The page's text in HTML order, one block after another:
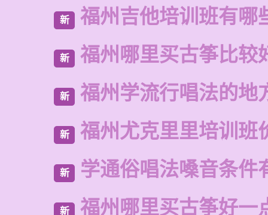
新 福州吉他培训班有哪
新 福州哪里买古筝比较
新 福州学流行唱法的地
新 福州尤克里里培训班
新 学通俗唱法嗓音条件
新 福州哪里买古筝好一